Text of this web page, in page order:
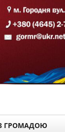
ГРОМАДОЮ